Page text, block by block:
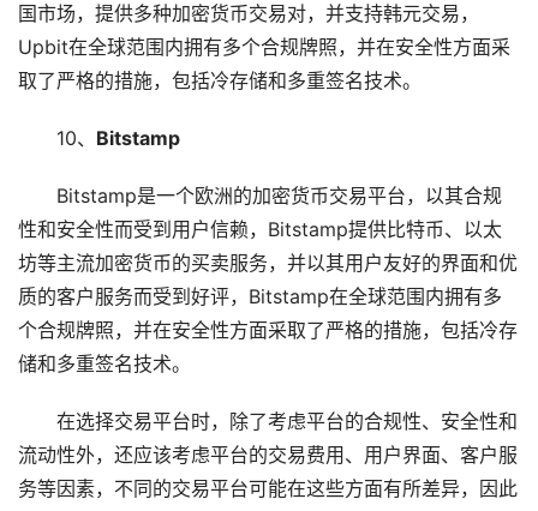
国市场，提供多种加密货币交易对，并支持韩元交易，
Upbit在全球范围内拥有多个合规牌照，并在安全性方面采
取了严格的措施，包括冷存储和多重签名技术。
10、 Bitstamp
Bitstamp是一个欧洲的加密货币交易平台，以其合规
性和安全性而受到用户信赖，Bitstamp提供比特币、以太
坊等主流加密货币的买卖服务，并以其用户友好的界面和优
质的客户服务而受到好评，Bitstamp在全球范围内拥有多
个合规牌照，并在安全性方面采取了严格的措施，包括冷存
储和多重签名技术。
在选择交易平台时，除了考虑平台的合规性、安全性和
流动性外，还应该考虑平台的交易费用、用户界面、客户服
务等因素，不同的交易平台可能在这些方面有所差异，因此